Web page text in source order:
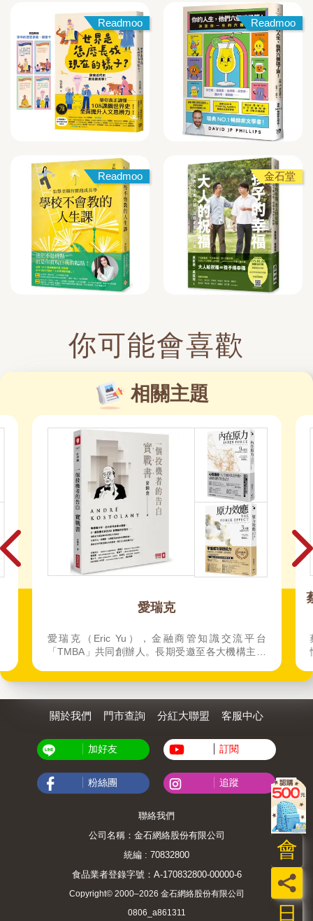
Readmoo Readmoo
Readmoo 金石堂
你可能會喜歡
相關主題
場
講
蔡康永：情商要像水滴般的累積，而不是
一躍過龍門！
蔡康永畫作書衣周年紀念版，持續陪你鍛鍊心靈與
情商！
日
員
會
關於我們 門市查詢 分紅大聯盟 客服中心
加好友 訂閱
粉絲團 追蹤
聯絡我們
公司名稱：金石網絡股份有限公司
統編 : 70832800
食品業者登錄字號：A-170832800-00000-6
Copyright© 2000–2026 金石網絡股份有限公司
0806_a861311